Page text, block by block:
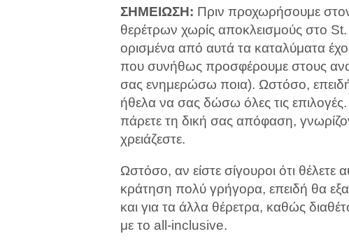
ΣΗΜΕΙΩΣΗ: Πριν προχωρήσουμε
θερέτρων χωρίς αποκλεισμούς στο
ορισμένα από αυτά τα καταλύματα
που συνήθως προσφέρουμε στους
σας ενημερώσω ποια). Ωστόσο, επειδή
ήθελα να σας δώσω όλες τις
πάρετε τη δική σας απόφαση,
χρειάζεστε.
Ωστόσο, αν είστε σίγουροι ότι
κράτηση πολύ γρήγορα, επειδή θα
και για τα άλλα θέρετρα, καθώς
με το all-inclusive.